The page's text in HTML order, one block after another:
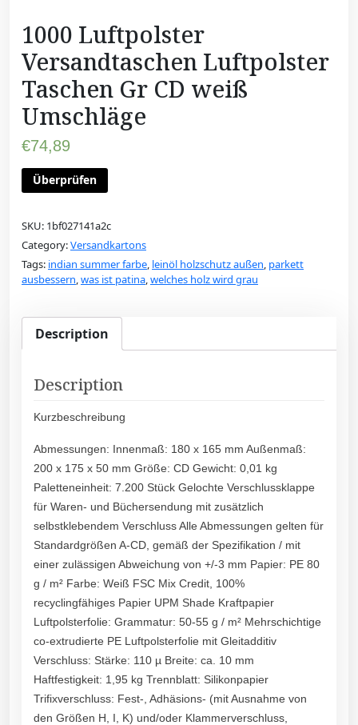
1000 Luftpolster
Versandtaschen Luftpolster
Taschen Gr CD weiß
Umschläge
€74,89
Überprüfen
SKU: 1bf027141a2c
Category:Versandkartons
Tags: indian summer farbe, leinöl holzschutz außen, parkett
ausbessern,was ist patina,welches holz wird grau
Description
Description
Kurzbeschreibung
Abmessungen: Innenmaß: 180 x 165 mm Außenmaß:
200 x 175 x 50 mm Größe: CD Gewicht: 0,01 kg
Paletteneinheit: 7.200 Stück Gelochte Verschlussklappe
für Waren- und Büchersendung mit zusätzlich
selbstklebendem Verschluss Alle Abmessungen gelten für
Standardgrößen A-CD, gemäß der Spezifikation / mit
einer zulässigen Abweichung von +/-3 mm Papier: PE 80
g / m² Farbe: Weiß FSC Mix Credit, 100%
recyclingfähiges Papier UPM Shade Kraftpapier
Luftpolsterfolie: Grammatur: 50-55 g / m² Mehrschichtige
co-extrudierte PE Luftpolsterfolie mit Gleitadditiv
Verschluss: Stärke: 110 µ Breite: ca. 10 mm
Haftfestigkeit: 1,95 kg Trennblatt: Silikonpapier
Trifixverschluss: Fest-, Adhäsions- (mit Ausnahme von
den Größen H, I, K) und/oder Klammerverschluss,